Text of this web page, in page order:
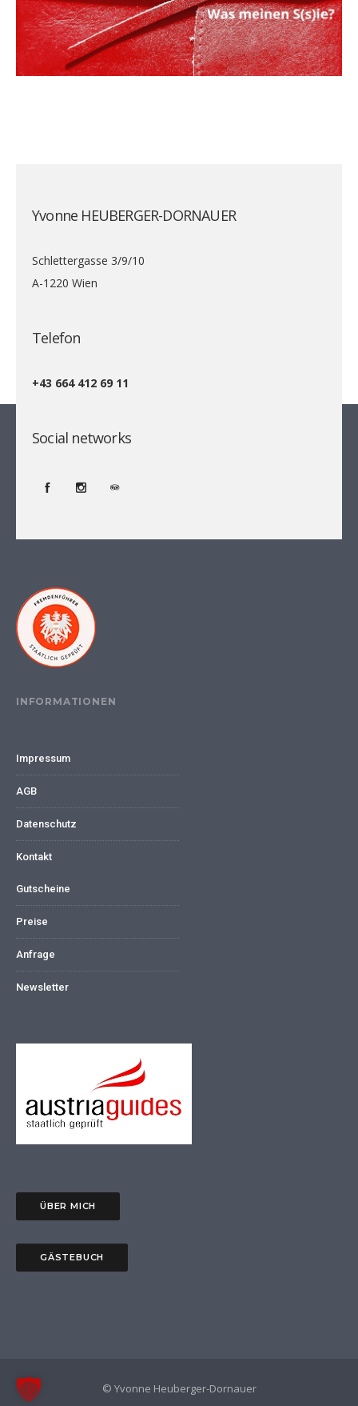
Yvonne HEUBERGER-DORNAUER
Schlettergasse 3/9/10
A-1220 Wien
Telefon
+43 664 412 69 11
Social networks
INFORMATIONEN
Impressum
AGB
Datenschutz
Kontakt
Gutscheine
Preise
Anfrage
Newsletter
ÜBER MICH
GÄSTEBUCH
© Yvonne Heuberger-Dornauer